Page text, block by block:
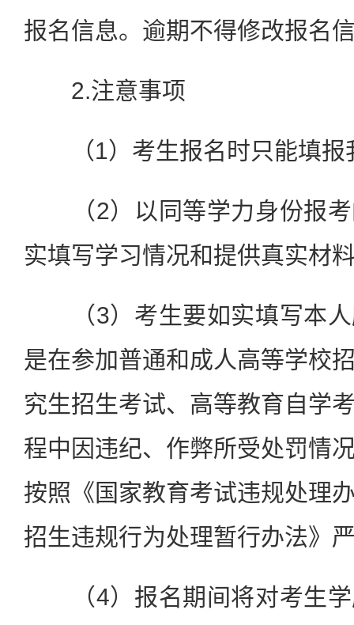
报名信息。逾期不得修改报名
2.注意事项
（1）考生报名时只能填报
（2）以同等学力身份报考
实填写学习情况和提供真实材
（3）考生要如实填写本人
是在参加普通和成人高等学校
究生招生考试、高等教育自学
程中因违纪、作弊所受处罚情
按照《国家教育考试违规处理
招生违规行为处理暂行办法》
（4）报名期间将对考生学